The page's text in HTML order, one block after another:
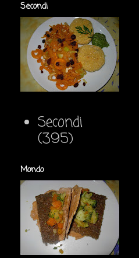
Secondi
Secondi
(395)
Mondo